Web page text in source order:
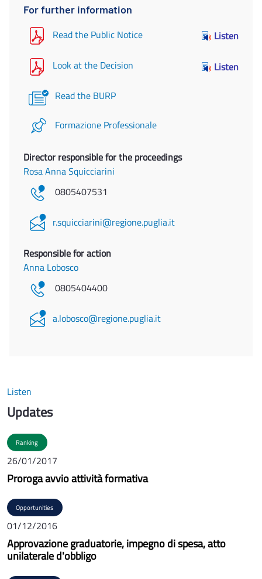
For further information
Read the Public Notice Listen
Look at the Decision Listen
Read the BURP
Formazione Professionale
Director responsible for the proceedings
Rosa Anna Squicciarini
0805407531
r.squicciarini@regione.puglia.it
Responsible for action
Anna Lobosco
0805404400
a.lobosco@regione.puglia.it
Listen
Updates
Ranking
26/01/2017
Proroga avvio attività formativa
Opportunities
01/12/2016
Approvazione graduatorie, impegno di spesa, atto
unilaterale d'obbligo